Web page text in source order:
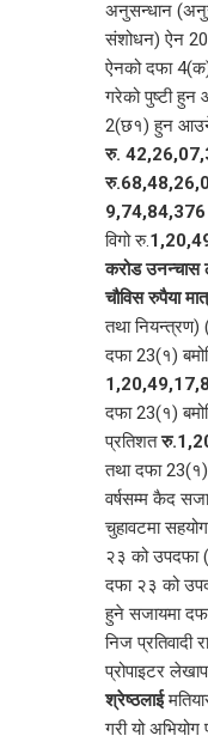
अनुसन्धान
संशोधन) ऐन
ऐनको दफा
गरेको पुष्टी हुन
2(छ१) हुन
रु.
विगो रु.
करोड
चौविस रुपैया
तथा
दफा 23(१)
दफा 23(१)
प्रतिशत
तथा दफा
वर्षसम्म कैद
चुहावटमा
२३ को उपदफा
दफा २३ को
हुने सजायमा
निज प्रतिवादी
प्रोपाइटर
श्रेष्ठलाई
गरी यो